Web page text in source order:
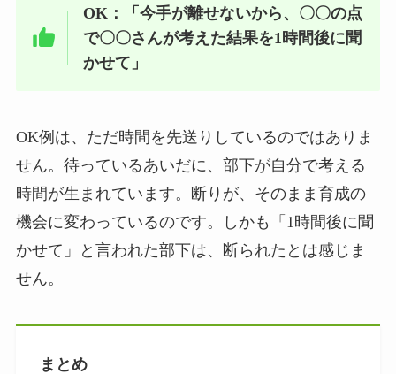
OK：「今手が離せないから、〇〇の点
で〇〇さんが考えた結果を1時間後に聞
かせて」
OK例は、ただ時間を先送りしているのではありま
せん。待っているあいだに、部下が自分で考える
時間が生まれています。断りが、そのまま育成の
機会に変わっているのです。しかも「1時間後に聞
かせて」と言われた部下は、断られたとは感じま
せん。
まとめ